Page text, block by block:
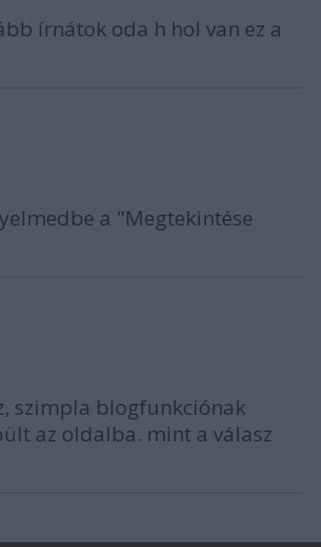
írnátok oda h hol van ez a
a "Megtekintése
szimpla blogfunkciónak
az oldalba. mint a válasz